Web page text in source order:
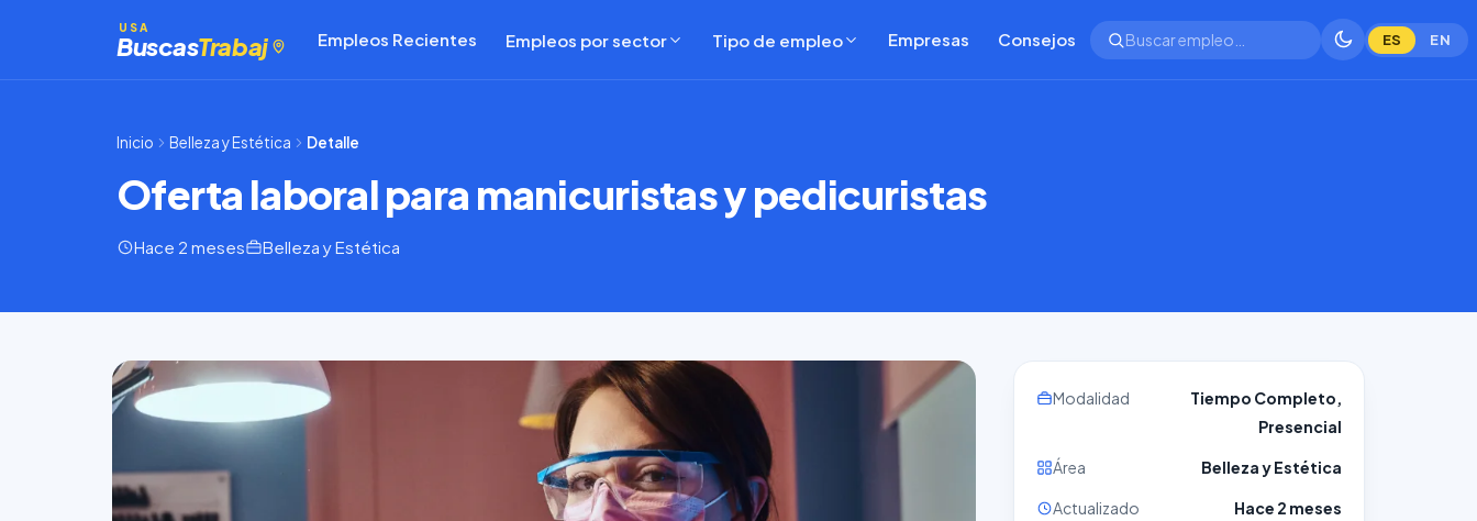
USA
BuscasTrabaj Empleos Recientes Empleos por sector Tipo de empleo Empresas Consejos ES EN
Inicio Belleza y Estética Detalle
Oferta laboral para manicuristas y pedicuristas
Hace 2 meses Belleza y Estética
Modalidad
Tiempo Completo,
Presencial
Área Belleza y Estética
Actualizado Hace 2 meses